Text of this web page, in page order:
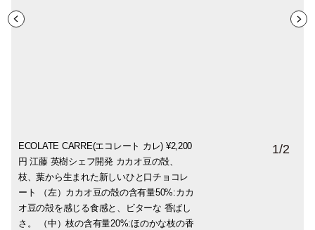
ECOLATE CARRE(エコレート カレ) ¥2,200
円 江藤 英樹シェフ開発 カカオ豆の殻、
枝、葉から生まれた新しいひと口チョコレ
ート （左）カカオ豆の殻の含有量50%:カカ
オ豆の殻を感じる食感と、ビターな 香ばし
さ。 （中）枝の含有量20%:ほのかな枝の香
ECOLATE TABLETTE(エコレート タブレッ
ト) ¥ 1,760円 上妻 正治シェフ開発 カカオ
廃材含有量33% カカオ豆の殻から生まれた
新しい板チョコレート パウダー状にしたカ
カオ豆の殻を33%使用した板チョコレー
ト。 口いっぱいに広がる、カカオとココナ
1/2